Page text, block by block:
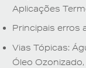
Aplicações
Principais erros
Vias Tópicas:
Óleo